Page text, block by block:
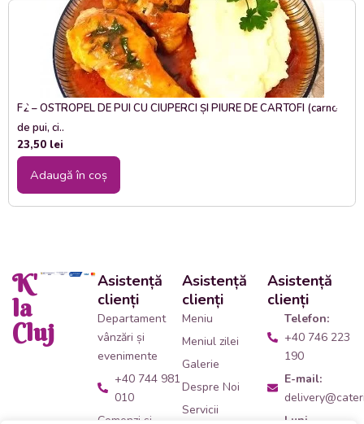
F2 – OSTROPEL DE PUI CU CIUPERCI ȘI PIURE DE CARTOFI (carne
de pui, ci..
23,50 lei
Adaugă în coș
K'
la
Cluj
Asistență
clienți
Departament
vânzări și
evenimente
+40 744 981
010
Comenzi și
Asistență
clienți
Meniu
Meniul zilei
Galerie
Despre Noi
Servicii
Asistență
clienți
Telefon:
+40 746 223
190
E-mail:
Luni -